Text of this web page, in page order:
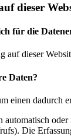
dieser
für die
auf dieser
Daten?
einen dadurch
automatisch
Die